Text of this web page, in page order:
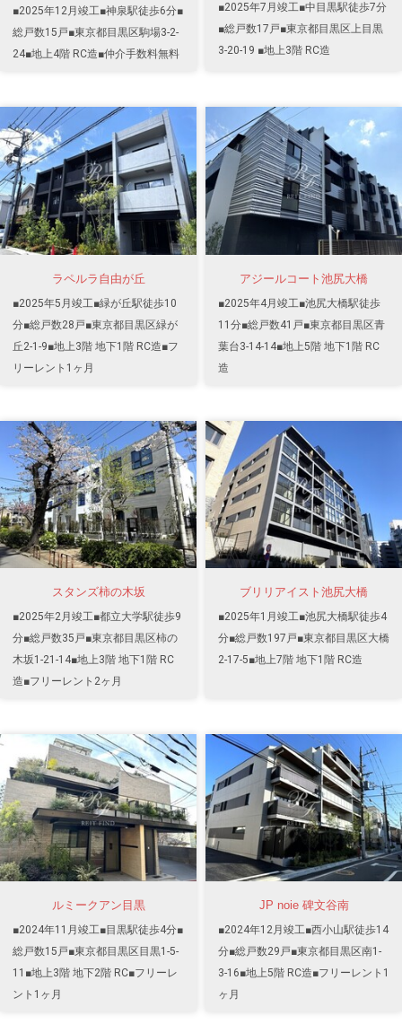
■2025年12月竣工■神泉駅徒歩6分■
総戸数15戸■東京都目黒区駒場3-2-
24■地上4階 RC造■仲介手数料無料
■2025年7月竣工■中目黒駅徒歩7分
■総戸数17戸■東京都目黒区上目黒
3-20-19 ■地上3階 RC造
ラペルラ自由が丘
■2025年5月竣工■緑が丘駅徒歩10
分■総戸数28戸■東京都目黒区緑が
丘2-1-9■地上3階 地下1階 RC造■フ
リーレント1ヶ月
アジールコート池尻大橋
■2025年4月竣工■池尻大橋駅徒歩
11分■総戸数41戸■東京都目黒区青
葉台3-14-14■地上5階 地下1階 RC
造
スタンズ柿の木坂
■2025年2月竣工■都立大学駅徒歩9
分■総戸数35戸■東京都目黒区柿の
木坂1-21-14■地上3階 地下1階 RC
造■フリーレント2ヶ月
ブリリアイスト池尻大橋
■2025年1月竣工■池尻大橋駅徒歩4
分■総戸数197戸■東京都目黒区大橋
2-17-5■地上7階 地下1階 RC造
ルミークアン目黒
■2024年11月竣工■目黒駅徒歩4分■
総戸数15戸■東京都目黒区目黒1-5-
11■地上3階 地下2階 RC■フリーレ
ント1ヶ月
JP noie 碑文谷南
■2024年12月竣工■西小山駅徒歩14
分■総戸数29戸■東京都目黒区南1-
3-16■地上5階 RC造■フリーレント1
ヶ月